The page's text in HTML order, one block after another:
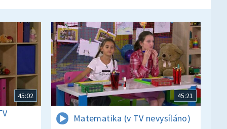
45:02 45:21
Matematika (v TV nevysíláno)